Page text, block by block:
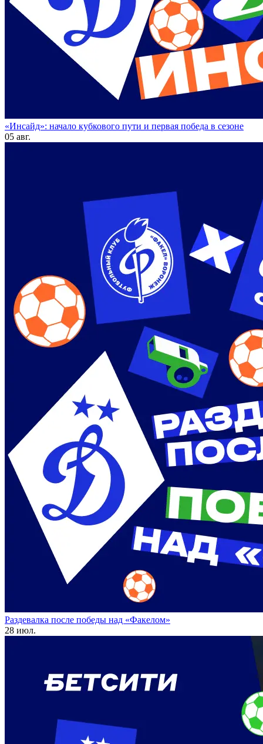
«Инсайд»: начало кубкового пути и первая победа в сезоне
05 авг.
Раздевалка после победы над «Факелом»
28 июл.